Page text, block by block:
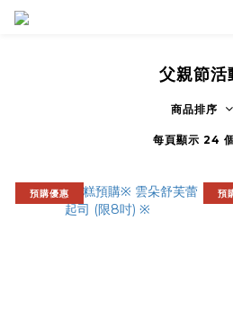
父親節活
商品排序
每頁顯示 24
預購優惠 預